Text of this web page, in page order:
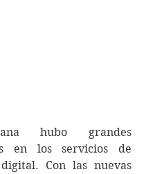
hubo grandes
en los servicios de
Con las nuevas